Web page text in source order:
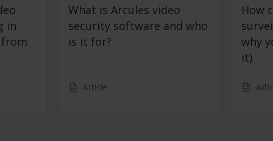
in
What is Arcules video
security software and who
is it for?
Article
How
why
it)